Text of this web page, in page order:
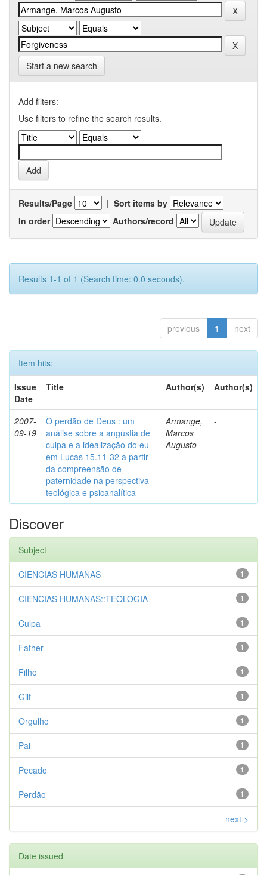
Start a new search
Add filters:
Use filters to refine the search results.
Results/Page | Sort items by
In order
Authors/record
Results 1-1 of 1 (Search time: 0.0 seconds).
previous 1 next
Item hits:
Issue
Date
Title Author(s) Author(s)
2007-
09-19
O perdão de Deus : um
análise sobre a angústia de
culpa e a idealização do eu
em Lucas 15.11-32 a partir
da compreensão de
paternidade na perspectiva
teológica e psicanalítica
Armange,
Marcos
Augusto
-
Discover
Subject
1
CIENCIAS HUMANAS
1
CIENCIAS HUMANAS::TEOLOGIA
1
Culpa
1
Father
1
Filho
1
Gilt
1
Orgulho
1
Pai
1
Pecado
1
Perdão
next >
Date issued